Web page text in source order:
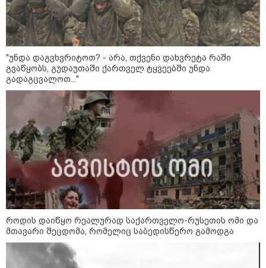
აზერბაიჯანის რკინიგზა ბაქო-
თბილისი-ბაქოს საერთაშორისო
მარშრუტზე ბილეთების გაყიდვის
პერიოდს ახანგრძლივებს
კონფლიქტები
"უნდა დაგვხვრიტოთ? - არა, თქვენი დახვრეტა რაში
გვაწყობს, გუდაუთაში ქართველ ტყვეებში უნდა
გადაგცვალოთ..."
როდის დაიწყო რეალურად საქართველო-რუსეთის ომი და
მთავარი შეცდომა, რომელიც საბედისწერო გამოდგა